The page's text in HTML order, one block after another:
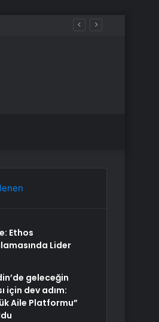
Ethos
Lider
geleceğin
için dev adım:
Aile Platformu”